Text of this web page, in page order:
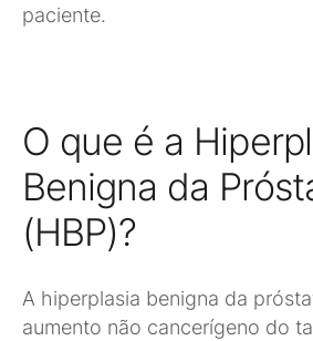
paciente.
O que é a
Benigna da
(HBP)?
A hiperplasia benigna da
aumento não cancerígeno do